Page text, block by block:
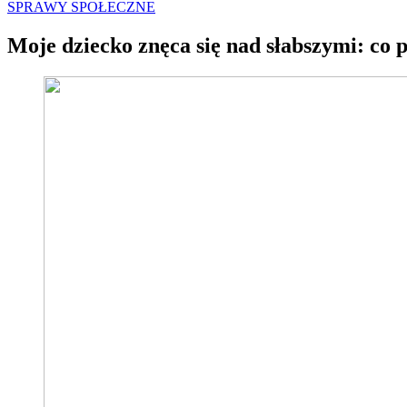
SPRAWY SPOŁECZNE
Moje dziecko znęca się nad słabszymi: co